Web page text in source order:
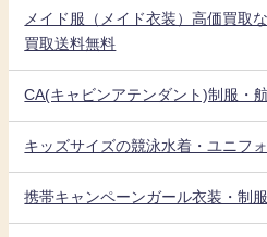
メイド服（メイド衣装）高価買取
買取送料無料
CA(キャビンアテンダント)制服・
キッズサイズの競泳水着・ユニフ
携帯キャンペーンガール衣装・制